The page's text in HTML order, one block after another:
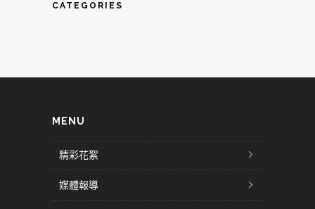
CATEGORIES
MENU
精彩花絮
媒體報導